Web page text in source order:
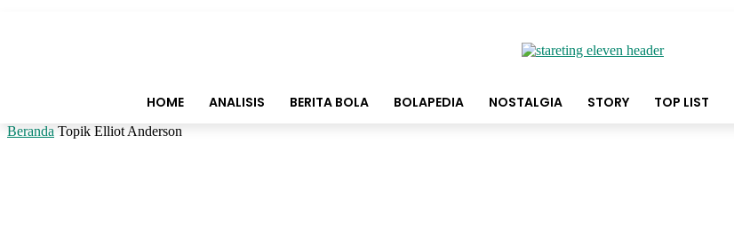
HOME ANALISIS BERITA BOLA BOLAPEDIA NOSTALGIA STORY TOP LIST
Beranda Topik Elliot Anderson